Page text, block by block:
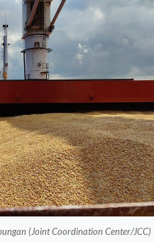
(Joint Coordination Center/JCC)